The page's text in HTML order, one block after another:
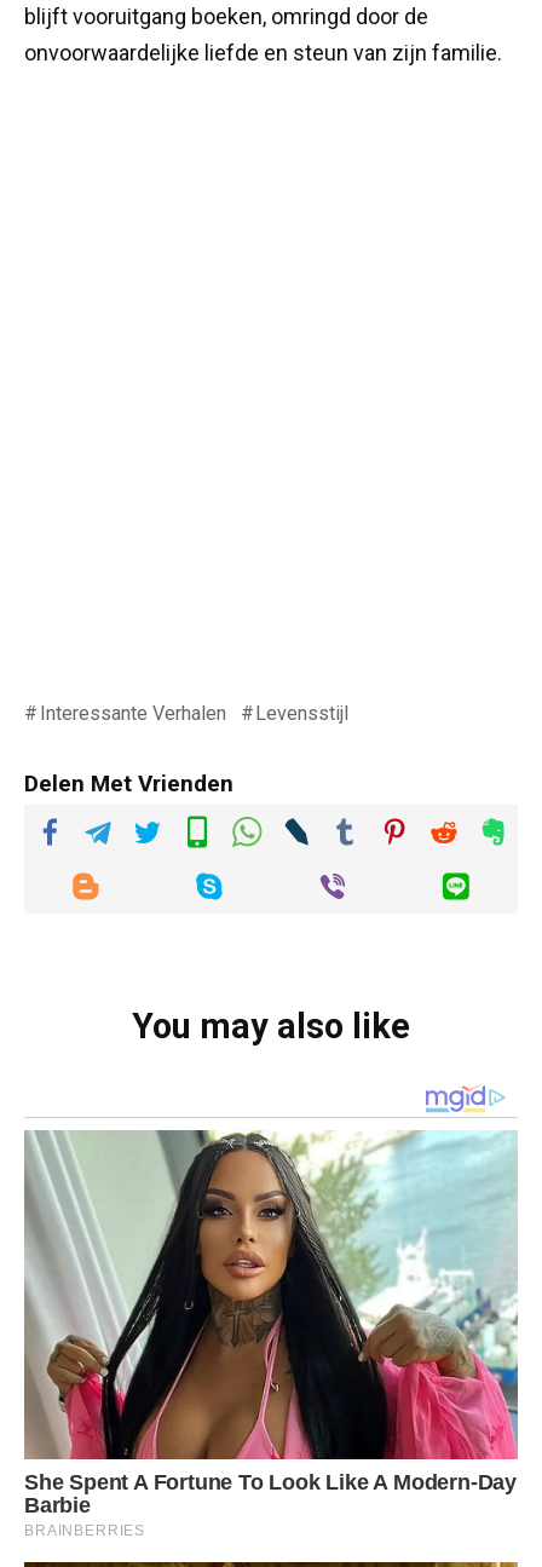
blijft vooruitgang boeken, omringd door de
onvoorwaardelijke liefde en steun van zijn familie.
Interessante Verhalen Levensstijl
Delen Met Vrienden
You may also like